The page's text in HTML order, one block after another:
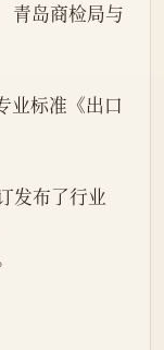
业标准《出口